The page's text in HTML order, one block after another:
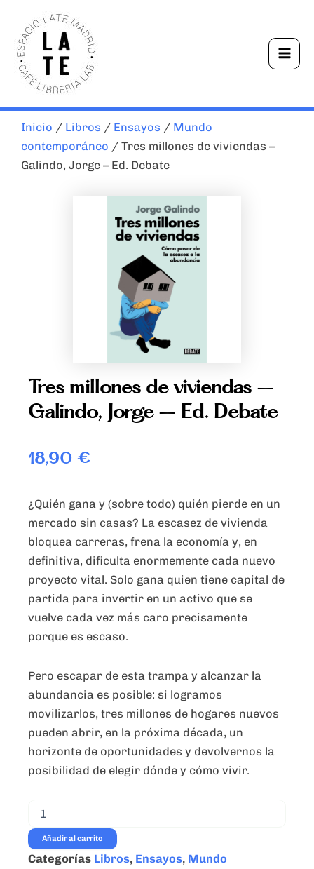
contenido
Inicio / Libros / Ensayos / Mundo
contemporáneo / Tres millones de viviendas –
Galindo, Jorge – Ed. Debate
Tres millones de viviendas –
Galindo, Jorge – Ed. Debate
18,90 €
¿Quién gana y (sobre todo) quién pierde en un
mercado sin casas? La escasez de vivienda
bloquea carreras, frena la economía y, en
definitiva, dificulta enormemente cada nuevo
proyecto vital. Solo gana quien tiene capital de
partida para invertir en un activo que se
vuelve cada vez más caro precisamente
porque es escaso.
Pero escapar de esta trampa y alcanzar la
abundancia es posible: si logramos
movilizarlos, tres millones de hogares nuevos
pueden abrir, en la próxima década, un
horizonte de oportunidades y devolvernos la
posibilidad de elegir dónde y cómo vivir.
millones
de
viviendas
-
Añadir al carrito
Categorías Libros, Ensayos, Mundo